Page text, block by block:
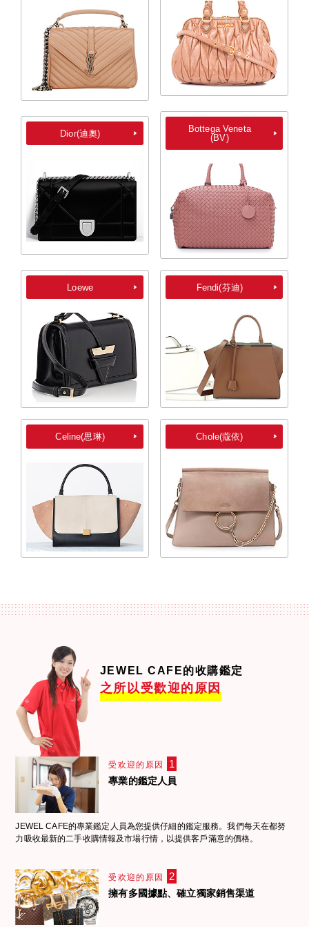
Dior(迪奧)
Bottega Veneta
(BV)
Loewe Fendi(芬迪)
Celine(思琳) Chole(蔻依)
JEWEL CAFE的收購鑑定
之所以受歡迎的原因
受欢迎的原因 1
專業的鑑定人員
JEWEL CAFE的專業鑑定人員為您提供仔細的鑑定服務。我們每天在都努
力吸收最新的二手收購情報及市場行情，以提供客戶滿意的價格。
受欢迎的原因 2
擁有多國據點、確立獨家銷售渠道